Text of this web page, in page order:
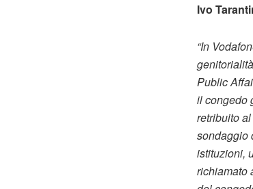
Ivo
“In
Public
il congedo
retribuito
sondaggio
istituzioni,
richiamato